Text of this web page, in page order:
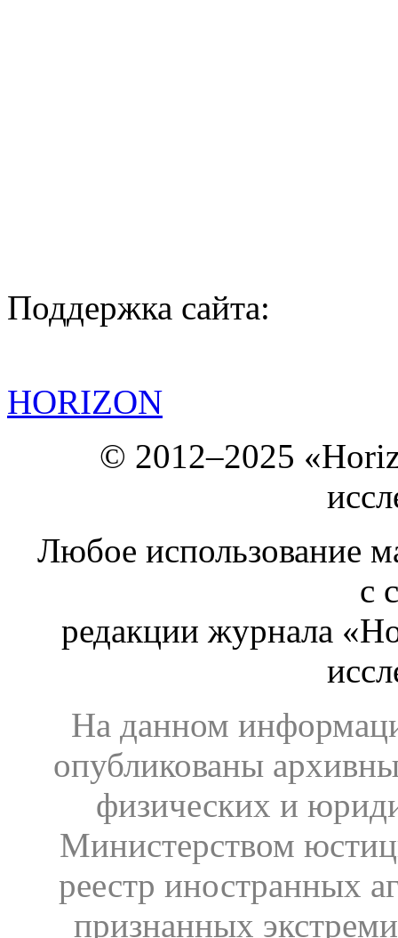
Поддержка сайта:
HORIZON
© 2012–2025
Любое использование
с
редакции журнала
На данном
опубликованы
физических и
Министерством
реестр иностранных
признанных